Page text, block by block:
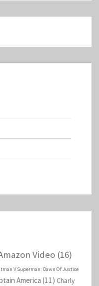
Video (16)
V Superman: Dawn Of Justice
America (11) Charly